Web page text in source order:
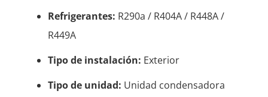
Refrigerantes: R290a / R404A / R448A /
R449A
Tipo de instalación: Exterior
Tipo de unidad: Unidad condensadora